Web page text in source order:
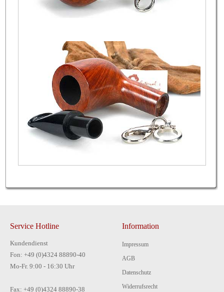
Service Hotline
Kundendienst
Fon: +49 (0)4324 88890-40
Mo-Fr. 9:00 - 16:30 Uhr
Fax: +49 (0)4324 88890-38
Information
Impressum
AGB
Datenschutz
Widerrufsrecht